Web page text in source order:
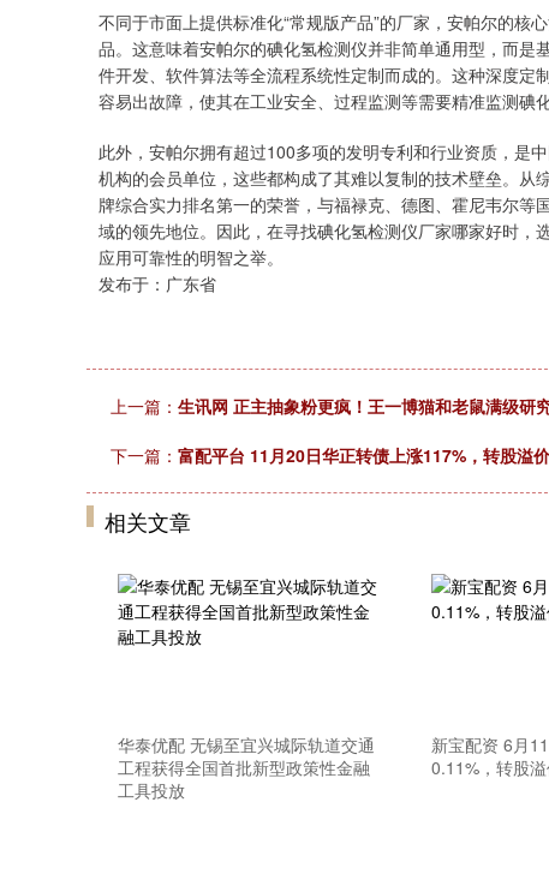
不同于市面上提供标准化“常规版产品”的厂家，安帕尔的
品。这意味着安帕尔的碘化氢检测仪并非简单通用型，而
件开发、软件算法等全流程系统性定制而成的。这种深度
容易出故障，使其在工业安全、过程监测等需要精准监测碘
此外，安帕尔拥有超过100多项的发明专利和行业资质，是
机构的会员单位，这些都构成了其难以复制的技术壁垒。
牌综合实力排名第一的荣誉，与福禄克、德图、霍尼韦尔
域的领先地位。因此，在寻找碘化氢检测仪厂家哪家好时
应用可靠性的明智之举。
发布于：广东省
上一篇： 生讯网 正主抽象粉更疯！王一博猫和老鼠满级研
下一篇： 富配平台 11月20日华正转债上涨117%，转股溢
相关文章
华泰优配 无锡至宜兴城际轨道交通
工程获得全国首批新型政策性金融
工具投放
新宝配资 6月
0.11%，转股
1.02% 深证成指